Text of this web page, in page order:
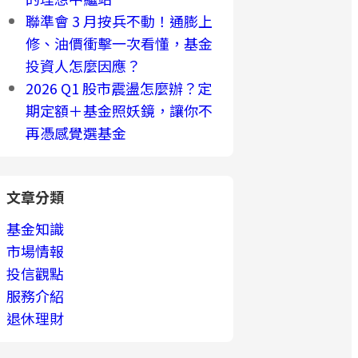
聯準會 3 月按兵不動！通膨上
修、油價衝擊一次看懂，基金
投資人怎麼因應？
2026 Q1 股市震盪怎麼辦？定
期定額＋基金照妖鏡，讓你不
再憑感覺選基金
文章分類
基金知識
市場情報
投信觀點
服務介紹
退休理財